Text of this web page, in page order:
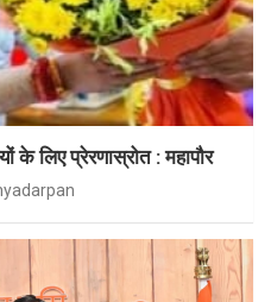
के लिए प्रेरणास्रोत : महापौर